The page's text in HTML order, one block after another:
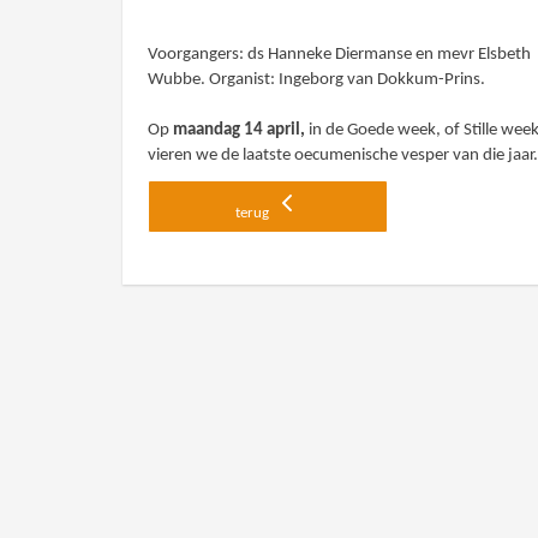
Voorgangers: ds Hanneke Diermanse en mevr Elsbeth
Wubbe. Organist: Ingeborg van Dokkum-Prins.
Op maandag 14 april, in de Goede week, of Stille
vieren we de laatste oecumenische vesper van die jaar.
terug